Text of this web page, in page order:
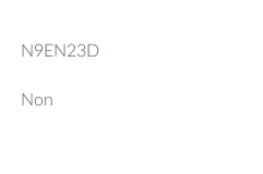
N9EN23D
Non